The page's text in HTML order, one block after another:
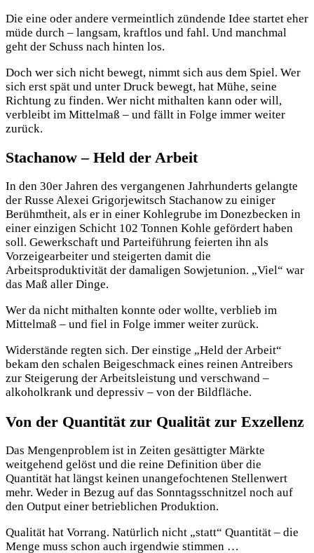
Die eine oder andere vermeintlich zündende Idee startet eher
müde durch – langsam, kraftlos und fahl. Und manchmal
geht der Schuss nach hinten los.
Doch wer sich nicht bewegt, nimmt sich aus dem Spiel. Wer
sich erst spät und unter Druck bewegt, hat Mühe, seine
Richtung zu finden. Wer nicht mithalten kann oder will,
verbleibt im Mittelmaß – und fällt in Folge immer weiter
zurück.
Stachanow – Held der Arbeit
In den 30er Jahren des vergangenen Jahrhunderts gelangte
der Russe Alexei Grigorjewitsch Stachanow zu einiger
Berühmtheit, als er in einer Kohlegrube im Donezbecken in
einer einzigen Schicht 102 Tonnen Kohle gefördert haben
soll. Gewerkschaft und Parteiführung feierten ihn als
Vorzeigearbeiter und steigerten damit die
Arbeitsproduktivität der damaligen Sowjetunion. „Viel“ war
das Maß aller Dinge.
Wer da nicht mithalten konnte oder wollte, verblieb im
Mittelmaß – und fiel in Folge immer weiter zurück.
Widerstände regten sich. Der einstige „Held der Arbeit“
bekam den schalen Beigeschmack eines reinen Antreibers
zur Steigerung der Arbeitsleistung und verschwand –
alkoholkrank und depressiv – von der Bildfläche.
Von der Quantität zur Qualität zur Exzellenz
Das Mengenproblem ist in Zeiten gesättigter Märkte
weitgehend gelöst und die reine Definition über die
Quantität hat längst keinen unangefochtenen Stellenwert
mehr. Weder in Bezug auf das Sonntagsschnitzel noch auf
den Output einer betrieblichen Produktion.
Qualität hat Vorrang. Natürlich nicht „statt“ Quantität – die
Menge muss schon auch irgendwie stimmen …